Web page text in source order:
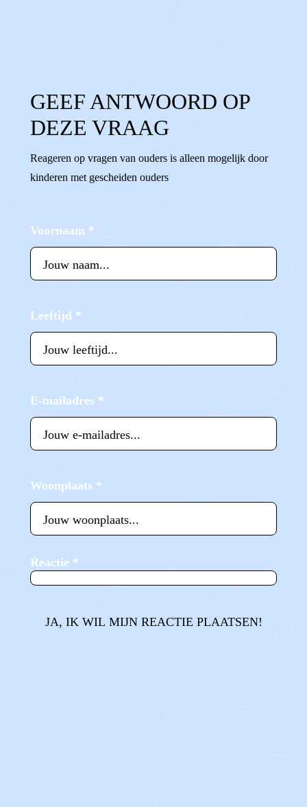
GEEF ANTWOORD OP
DEZE VRAAG
Reageren op vragen van ouders is alleen mogelijk door
kinderen met gescheiden ouders
Voornaam *
Leeftijd *
E-mailadres *
Woonplaats *
Reactie *
JA, IK WIL MIJN REACTIE PLAATSEN!